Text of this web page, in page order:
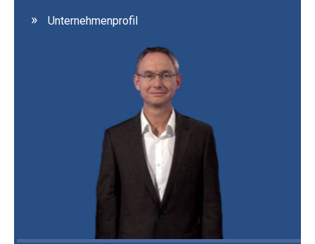
Unternehmenprofil